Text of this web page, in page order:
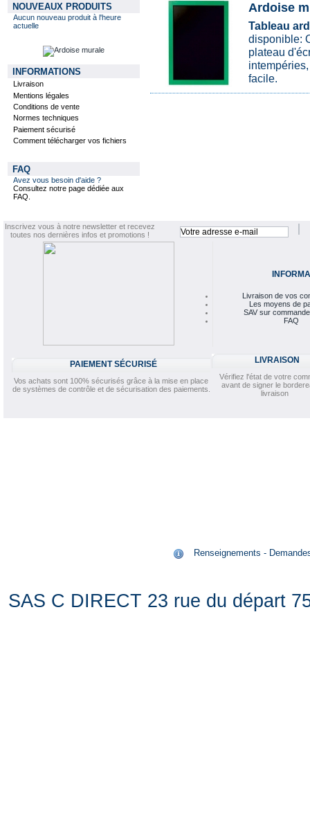
NOUVEAUX PRODUITS
Aucun nouveau produit à l'heure
actuelle
INFORMATIONS
Livraison
Mentions légales
Conditions de vente
Normes techniques
Paiement sécurisé
Comment télécharger vos fichiers
FAQ
Avez vous besoin d'aide ?
Consultez notre page dédiée aux
FAQ.
Ardoise
Tableau
disponible:
plateau
facile.
Inscrivez vous à notre newsletter et recevez
toutes nos dernières infos et promotions !
Livraison de vos
Les moyens de
SAV sur
FAQ
PAIEMENT SÉCURISÉ
Vos achats sont 100% sécurisés grâce à la mise en place
de systèmes de contrôle et de sécurisation des paiements.
LIVRAISON
Vérifiez l'état de votre
avant de signer le
livraison
Renseignements -
SAS C DIRECT 23 rue du départ